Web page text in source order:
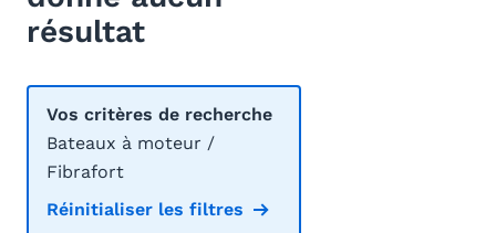
résultat
Vos critères de recherche
Bateaux à moteur /
Fibrafort
Réinitialiser les filtres